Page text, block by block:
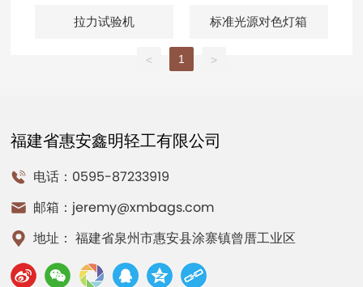
拉力试验机 标准光源对色灯箱
< 1 >
福建省惠安鑫明轻工有限公司
电话：0595-87233919
邮箱： jeremy@xmbags.com
地址： 福建省泉州市惠安县涂寨镇曾厝工业区